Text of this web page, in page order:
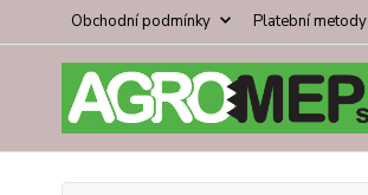
Obchodní podmínky Platební metody